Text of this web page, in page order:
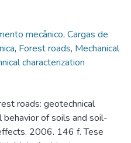
mecânico, Cargas de
, Forest roads, Mechanical
characterization
roads: geotechnical
behavior of soils and soil-
2006. 146 f. Tese